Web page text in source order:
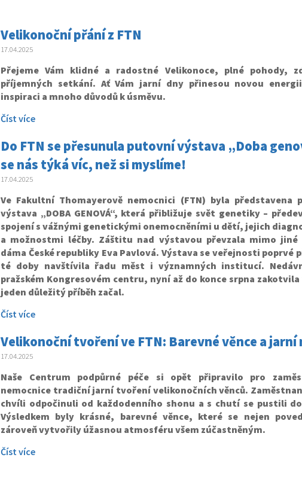
Velikonoční přání z FTN
17.04.2025
Přejeme Vám klidné a radostné Velikonoce, plné pohody,
příjemných setkání. Ať Vám jarní dny přinesou novou
inspiraci a mnoho důvodů k úsměvu.
Číst více
Do FTN se přesunula putovní výstava „Doba
se nás týká víc, než si myslíme!
17.04.2025
Ve Fakultní Thomayerově nemocnici (FTN) byla představena
výstava „DOBA GENOVÁ“, která přibližuje svět genetiky –
spojení s vážnými genetickými onemocněními u dětí, jejich
a možnostmi léčby. Záštitu nad výstavou převzala mimo
dáma České republiky Eva Pavlová. Výstava se veřejnosti poprvé
té doby navštívila řadu měst i významných institucí.
pražském Kongresovém centru, nyní až do konce srpna
jeden důležitý příběh začal.
Číst více
Velikonoční tvoření ve FTN: Barevné věnce a jarní
17.04.2025
Naše Centrum podpůrné péče si opět připravilo pro
nemocnice tradiční jarní tvoření velikonočních věnců.
chvíli odpočinuli od každodenního shonu a s chutí se pustili
Výsledkem byly krásné, barevné věnce, které se nejen
zároveň vytvořily úžasnou atmosféru všem zúčastněným.
Číst více